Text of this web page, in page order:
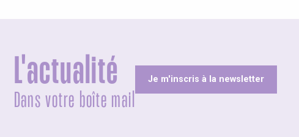
L'actualité
Dans votre boîte mail
Je m'inscris à la newsletter